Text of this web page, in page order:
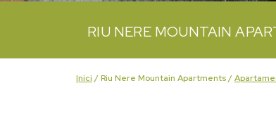
RIU NERE MOUNTAIN
Inici /Riu Nere Mountain Apartments/